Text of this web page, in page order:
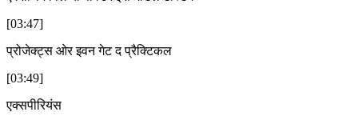
[03:47]
प्रोजेक्ट्स ओर इवन गेट द प्रैक्टिकल
[03:49]
एक्सपीरियंस